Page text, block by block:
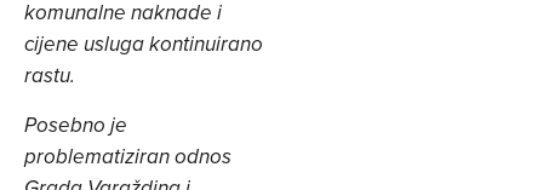
komunalne naknade i
cijene usluga kontinuirano
rastu.
Posebno je
problematiziran odnos